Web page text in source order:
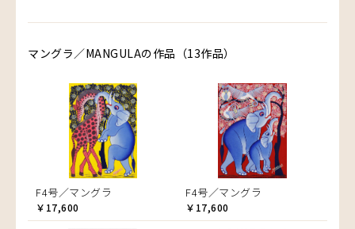
マングラ／MANGULAの作品（13作品）
F4号／マングラ
￥17,600
F4号／マングラ
￥17,600